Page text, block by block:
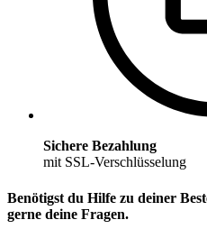
Sichere Bezahlung
mit SSL-Verschlüsselung
Benötigst du Hilfe zu deiner
gerne deine Fragen.